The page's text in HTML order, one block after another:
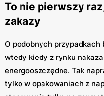
To nie pierwszy
zakazy
O podobnych przypadkach
wtedy kiedy z rynku
energooszczędne. Tak
tylko w opakowaniach z